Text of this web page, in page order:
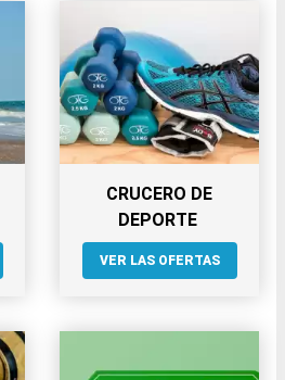
CRUCERO DE
DEPORTE
VER LAS OFERTAS